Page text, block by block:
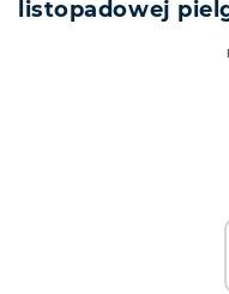
listopadowej